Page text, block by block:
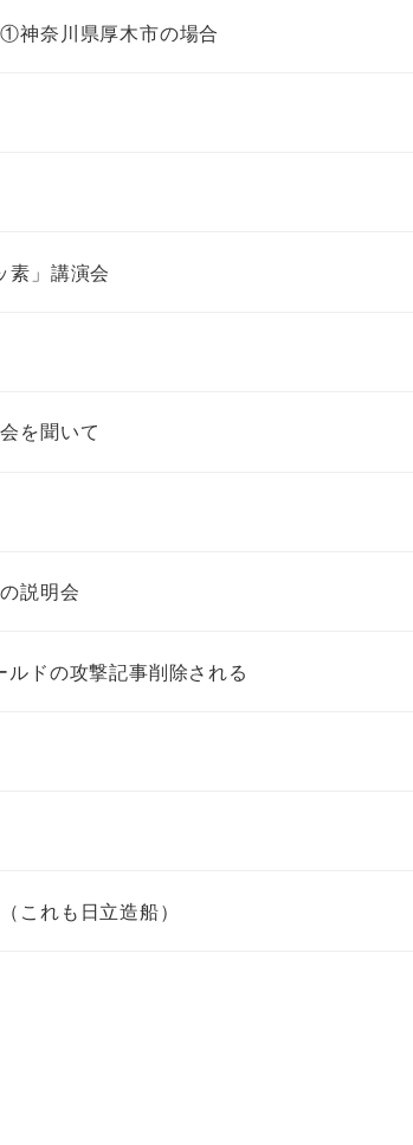
神奈川県厚木市の場合
素」講演会
を聞いて
説明会
ドの攻撃記事削除される
これも日立造船）